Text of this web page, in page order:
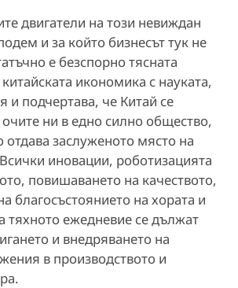
двигатели на този невиждан
и за който бизнесът тук не
е безспорно тясната
икономика с науката,
и подчертава, че Китай се
ни в едно силно общество,
заслуженото място на
иновации, роботизацията
повишаването на качеството,
благосъстоянието на хората и
тяхното ежедневие се дължат
и внедряването на
в производството и